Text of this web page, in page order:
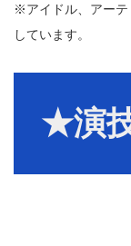
※アイドル、アーテ
しています。
★演